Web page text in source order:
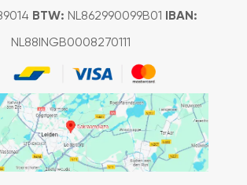
BTW: NL862990099B01 IBAN:
NL88INGB0008270111